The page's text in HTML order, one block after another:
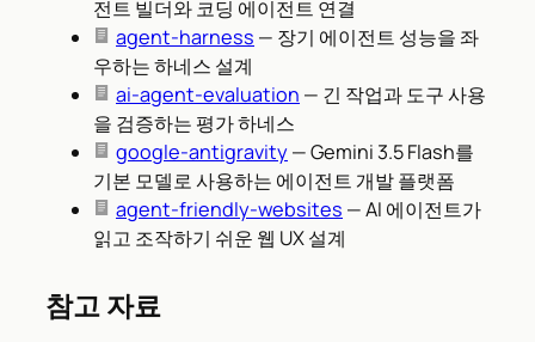
전트 빌더와 코딩 에이전트 연결
agent-harness — 장기 에이전트 성능을 좌
우하는 하네스 설계
ai-agent-evaluation — 긴 작업과 도구 사용
을 검증하는 평가 하네스
google-antigravity— Gemini 3.5 Flash를
기본 모델로 사용하는 에이전트 개발 플랫폼
agent-friendly-websites — AI 에이전트가
읽고 조작하기 쉬운 웹 UX 설계
참고 자료